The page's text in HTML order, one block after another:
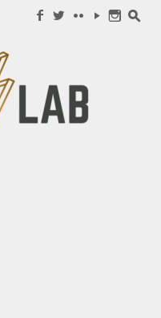
f w c y n s